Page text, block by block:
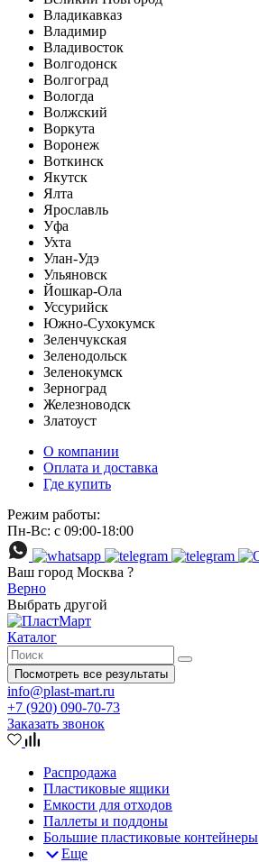
Владикавказ
Владимир
Владивосток
Волгодонск
Волгоград
Вологда
Волжский
Воркута
Воронеж
Воткинск
Якутск
Ялта
Ярославль
Уфа
Ухта
Улан-Удэ
Ульяновск
Йошкар-Ола
Уссурийск
Южно-Сухокумск
Зеленчукская
Зеленодольск
Зеленокумск
Зерноград
Железноводск
Златоуст
О компании
Оплата и доставка
Где купить
Режим работы:
Пн-Вс: с 09:00-18:00
Ваш город Москва ?
Верно
Выбрать другой
Каталог
Посмотреть все результаты
info@plast-mart.ru
+7 (920) 090-70-73
Заказать звонок
Распродажа
Пластиковые ящики
Емкости для отходов
Паллеты и поддоны
Большие пластиковые контейнеры
Еще